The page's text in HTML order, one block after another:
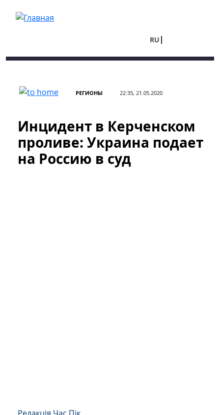
RU
РЕГИОНЫ 22:35, 21.05.2020
Инцидент в Керченском
проливе: Украина подает
на Россию в суд